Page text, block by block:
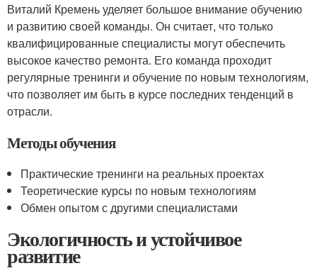
Виталий Кремень уделяет большое внимание обучению
и развитию своей команды. Он считает, что только
квалифицированные специалисты могут обеспечить
высокое качество ремонта. Его команда проходит
регулярные тренинги и обучение по новым технологиям,
что позволяет им быть в курсе последних тенденций в
отрасли.
Методы обучения
Практические тренинги на реальных проектах
Теоретические курсы по новым технологиям
Обмен опытом с другими специалистами
Экологичность и устойчивое
развитие